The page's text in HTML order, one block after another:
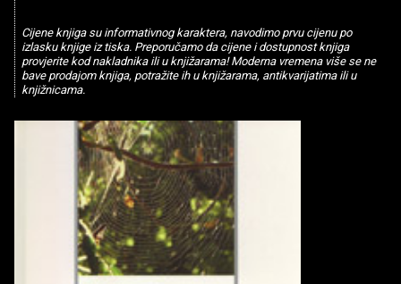
Cijene knjiga su informativnog karaktera, navodimo prvu cijenu po
izlasku knjige iz tiska. Preporučamo da cijene i dostupnost knjiga
provjerite kod nakladnika ili u knjižarama! Moderna vremena više se ne
bave prodajom knjiga, potražite ih u knjižarama, antikvarijatima ili u
knjižnicama.